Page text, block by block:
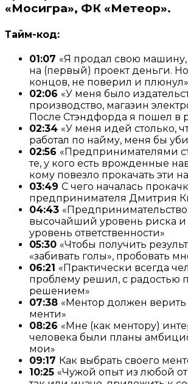
«Мосигра», ФК «Метеор».
Тайм-код:
01:07 «Я продал свою машину,
на (первый) проект деньги.
концов, не поверил и плюнул»
02:06 «У меня было
производство, магазин
После Стэндфорда я пошел в
02:34 «У меня идей столько,
работал по найму, меня бы
02:56 «Предпринимателями
те, у кого есть врожденные
кому повезло прокачать эти
03:49 С чего началась
предпринимателя Дмитрия
04:43 «Предпринимательство
высочайший уровень риска
уровень ответственности»
05:30 «Чтобы получить
«забивать голы», пробовать
06:21 «Практически всегда
проблему решил, с радостью
решением»
07:38 «Ментор должен верить
менти»
08:26 «Мне (как ментору)
человека были планы
мои»
09:17 Как выбрать своего
10:25 «Чужой опыт из любой